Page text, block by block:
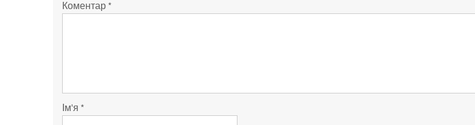
Коментар*
Ім'я *